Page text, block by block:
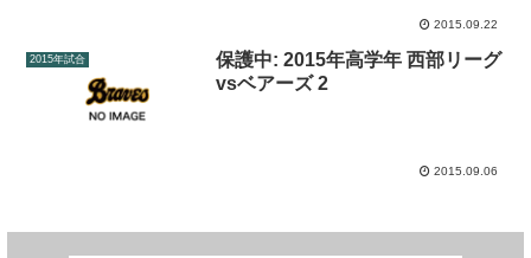
2015.09.22
2015年試合
保護中: 2015年高学年 西部リーグ
vsベアーズ 2
2015.09.06